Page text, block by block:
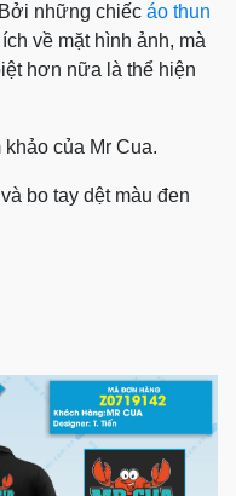
những chiếc áo thun
về mặt hình ảnh, mà
hơn nữa là thể hiện
của Mr Cua.
bo tay dệt màu đen